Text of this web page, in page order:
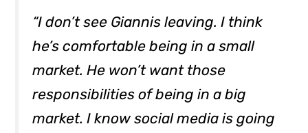
“I don’t see Giannis leaving. I think
he’s comfortable being in a small
market. He won’t want those
responsibilities of being in a big
market. I know social media is going